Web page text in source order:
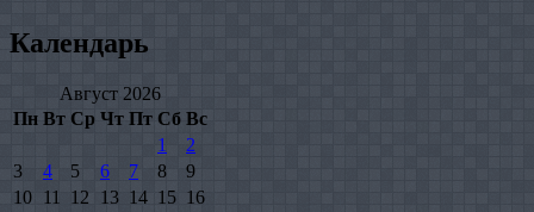
Календарь
Август 2026
Пн Вт Ср Чт Пт Сб Вс
1
2
3
4 5 6 7 8
9
10 11 12 13 14 15 16